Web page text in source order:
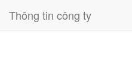
Thông tin công ty